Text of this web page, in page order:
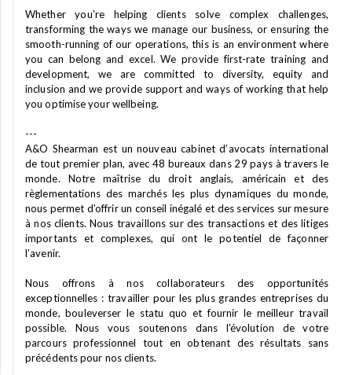
Whether you're helping clients solve complex challenges,
transforming the ways we manage our business, or ensuring the
smooth-running of our operations, this is an environment where
you can belong and excel. We provide first-rate training and
development, we are committed to diversity, equity and
inclusion and we provide support and ways of working that help
you optimise your wellbeing.
---
A&O Shearman est un nouveau cabinet d’avocats international
de tout premier plan, avec 48 bureaux dans 29 pays à travers le
monde. Notre maîtrise du droit anglais, américain et des
règlementations des marchés les plus dynamiques du monde,
nous permet d’offrir un conseil inégalé et des services sur mesure
à nos clients. Nous travaillons sur des transactions et des litiges
importants et complexes, qui ont le potentiel de façonner
l’avenir.
Nous offrons à nos collaborateurs des opportunités
exceptionnelles : travailler pour les plus grandes entreprises du
monde, bouleverser le statu quo et fournir le meilleur travail
possible. Nous vous soutenons dans l'évolution de votre
parcours professionnel tout en obtenant des résultats sans
précédents pour nos clients.